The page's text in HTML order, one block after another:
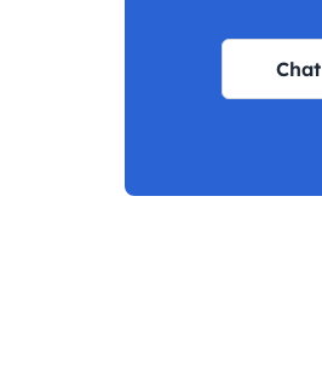
Chat